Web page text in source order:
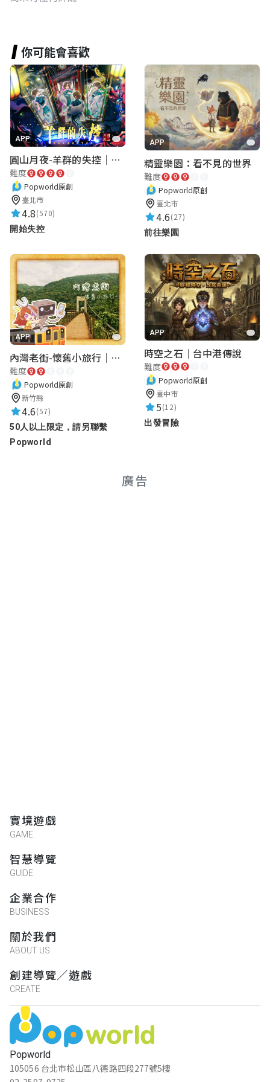
你可能會喜歡
APP
圓山月夜-羊群的失控｜圓山飯店 ARG實境解謎遊戲
難度
Popworld原創
臺北市
4.8(570)
開始失控
APP
精靈樂園：看不見的世界
難度
Popworld原創
臺北市
4.6(27)
前往樂園
APP
內灣老街-懷舊小旅行｜新竹老街城市解謎
難度
Popworld原創
新竹縣
4.6(57)
50人以上限定，請另聯繫
Popworld
APP
時空之石｜台中港傳說
難度
Popworld原創
臺中市
5(12)
出發冒險
廣告
Popworld
105056 台北市松山區八德路四段277號5樓
實境遊戲
GAME
智慧導覽
GUIDE
企業合作
BUSINESS
關於我們
ABOUT US
創建導覽／遊戲
CREATE